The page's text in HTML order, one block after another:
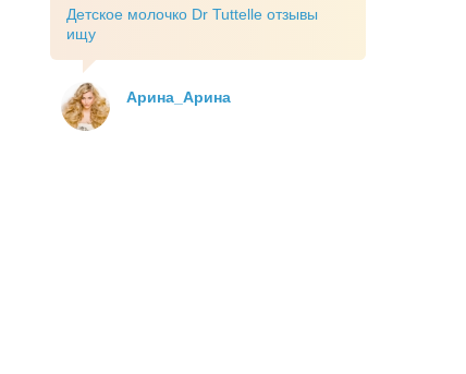
Детское молочко Dr Tuttelle отзывы
ищу
Арина_Арина